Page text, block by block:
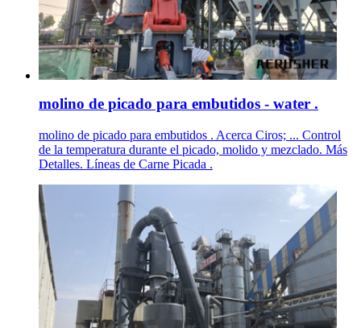
molino de picado para embutidos - water .
molino de picado para embutidos . Acerca Ciros; ... Control
de la temperatura durante el picado, molido y mezclado. Más
Detalles. Líneas de Carne Picada .